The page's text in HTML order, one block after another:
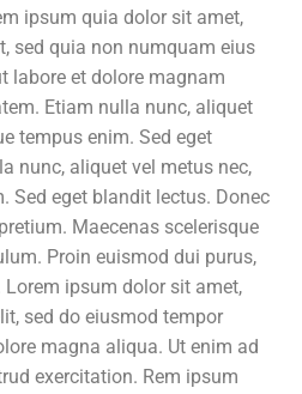
ipsum quia dolor sit amet,
sed quia non numquam eius
labore et dolore magnam
Etiam nulla nunc, aliquet
tempus enim. Sed eget
nunc, aliquet vel metus nec,
Sed eget blandit lectus. Donec
Maecenas scelerisque
Proin euismod dui purus,
ipsum dolor sit amet,
sed do eiusmod tempor
magna aliqua. Ut enim ad
exercitation. Rem ipsum